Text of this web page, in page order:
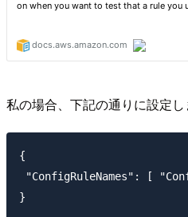
私の場合、下記の通りに設定し
{
"ConfigRuleNames": [